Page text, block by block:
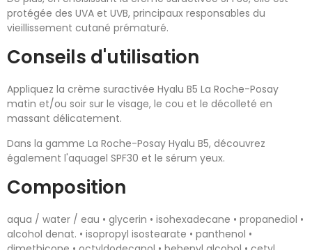
protégée des UVA et UVB, principaux responsables du
vieillissement cutané prématuré.
Conseils d'utilisation
Appliquez la crème suractivée Hyalu B5 La Roche-Posay
matin et/ou soir sur le visage, le cou et le décolleté en
massant délicatement.
Dans la gamme La Roche-Posay Hyalu B5, découvrez
également l'aquagel SPF30 et le sérum yeux.
Composition
aqua / water / eau • glycerin • isohexadecane • propanediol •
alcohol denat. • isopropyl isostearate • panthenol •